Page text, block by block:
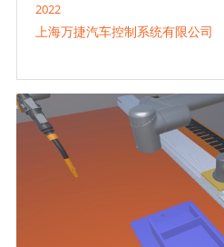
2022
上海万捷汽车控制系统有限公司